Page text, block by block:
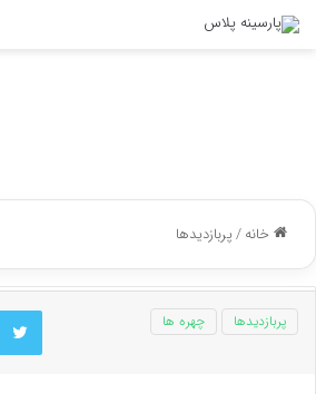
خانه/پربازدیدها
پربازدیدها چهره ها